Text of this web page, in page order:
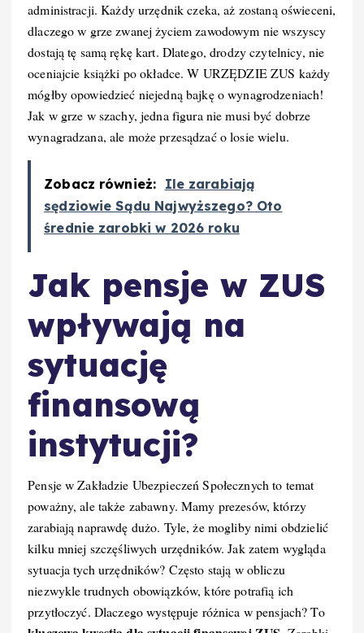
administracji. Każdy urzędnik czeka, aż zostaną oświeceni,
dlaczego w grze zwanej życiem zawodowym nie wszyscy
dostają tę samą rękę kart. Dlatego, drodzy czytelnicy, nie
oceniajcie książki po okładce. W URZĘDZIE ZUS każdy
mógłby opowiedzieć niejedną bajkę o wynagrodzeniach!
Jak w grze w szachy, jedna figura nie musi być dobrze
wynagradzana, ale może przesądzać o losie wielu.
Zobacz również: Ile zarabiają
sędziowie Sądu Najwyższego? Oto
średnie zarobki w 2026 roku
Jak pensje w ZUS
wpływają na
sytuację
finansową
instytucji?
Pensje w Zakładzie Ubezpieczeń Społecznych to temat
poważny, ale także zabawny. Mamy prezesów, którzy
zarabiają naprawdę dużo. Tyle, że mogliby nimi obdzielić
kilku mniej szczęśliwych urzędników. Jak zatem wygląda
sytuacja tych urzędników? Często stają w obliczu
niezwykle trudnych obowiązków, które potrafią ich
przytłoczyć. Dlaczego występuje różnica w pensjach? To